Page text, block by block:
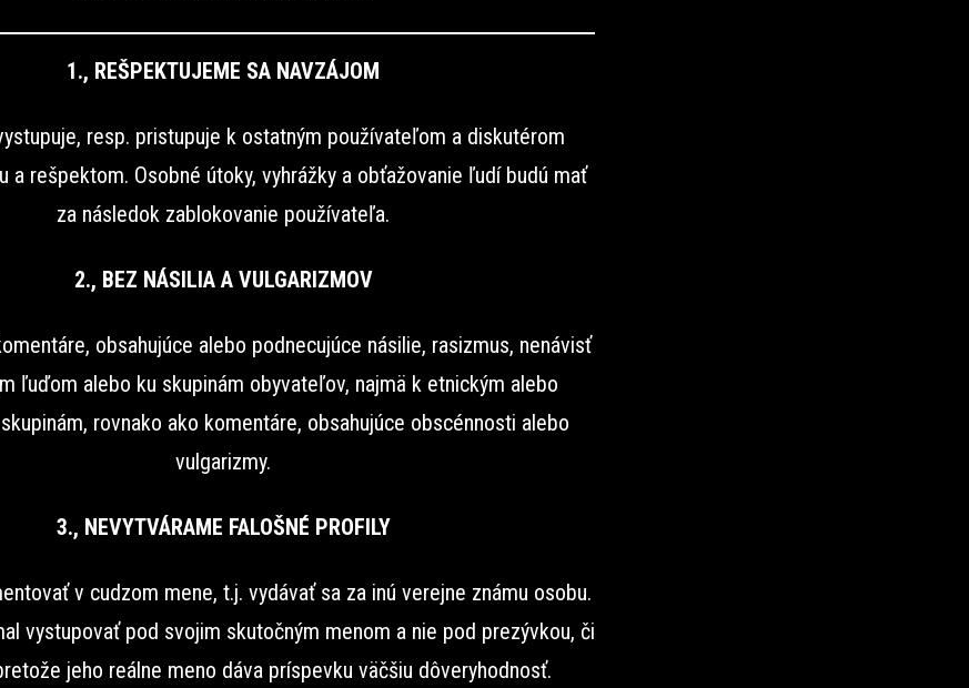
1., REŠPEKTUJEME SA NAVZÁJOM
resp. pristupuje k ostatným používateľom a diskutérom
a rešpektom. Osobné útoky, vyhrážky a obťažovanie ľudí budú mať
za následok zablokovanie používateľa.
2., BEZ NÁSILIA A VULGARIZMOV
obsahujúce alebo podnecujúce násilie, rasizmus, nenávisť
ľuďom alebo ku skupinám obyvateľov, najmä k etnickým alebo
rovnako ako komentáre, obsahujúce obscénnosti alebo
vulgarizmy.
3., NEVYTVÁRAME FALOŠNÉ PROFILY
v cudzom mene, t.j. vydávať sa za inú verejne známu osobu.
vystupovať pod svojim skutočným menom a nie pod prezývkou, či
jeho reálne meno dáva príspevku väčšiu dôveryhodnosť.